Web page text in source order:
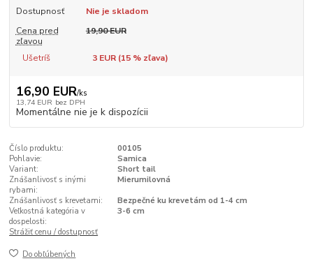
Dostupnosť
Nie je skladom
Cena pred
zľavou
19,90 EUR
Ušetríš 3 EUR (15% zľava)
16,90 EUR/ks
13,74 EUR bez DPH
Momentálne nie je k dispozícii
Číslo produktu:
00105
Pohlavie:
Samica
Variant:
Short tail
Znášanlivosť s inými
rybami:
Mierumilovná
Znášanlivosť s krevetami:
Bezpečné ku krevetám od 1-4 cm
Veľkostná kategória v
dospelosti:
3-6 cm
Strážiť cenu / dostupnosť
Do obľúbených